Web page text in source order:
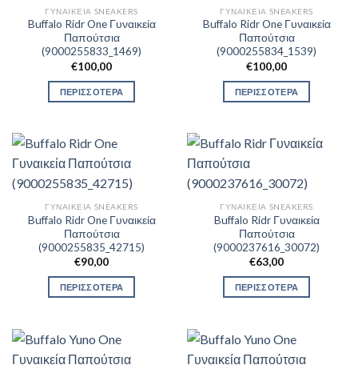
ΓΥΝΑΙΚΕΊΑ SNEAKERS
Buffalo Ridr One Γυναικεία
Παπούτσια
(9000255833_1469)
€100,00
ΠΕΡΙΣΣΟΤΕΡΑ
ΓΥΝΑΙΚΕΊΑ SNEAKERS
Buffalo Ridr One Γυναικεία
Παπούτσια
(9000255834_1539)
€100,00
ΠΕΡΙΣΣΟΤΕΡΑ
ΓΥΝΑΙΚΕΊΑ SNEAKERS
Buffalo Ridr One Γυναικεία
Παπούτσια
(9000255835_42715)
€90,00
ΠΕΡΙΣΣΟΤΕΡΑ
ΓΥΝΑΙΚΕΊΑ SNEAKERS
Buffalo Ridr Γυναικεία
Παπούτσια
(9000237616_30072)
€63,00
ΠΕΡΙΣΣΟΤΕΡΑ